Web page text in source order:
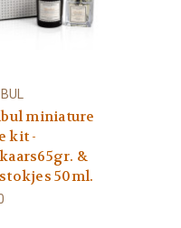
miniature
kit -
&
50ml.